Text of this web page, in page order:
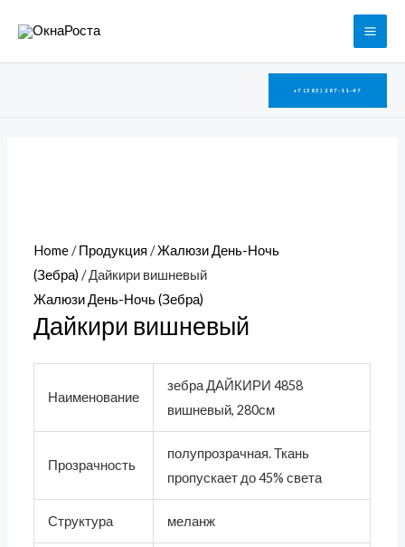
содержимому
+7 (383) 287-11-47
Home/Продукция /Жалюзи День-Ночь
(Зебра) / Дайкири вишневый
Жалюзи День-Ночь (Зебра)
Дайкири вишневый
Наименование
зебра ДАЙКИРИ 4858
вишневый, 280см
Прозрачность
полупрозрачная. Ткань
пропускает до 45% света
Структура меланж